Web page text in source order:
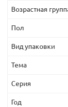
Возрастная
Пол
Вид упаковки
Тема
Серия
Год